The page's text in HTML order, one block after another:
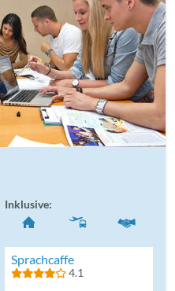
Inklusive:
Sprachcaffe
4.1